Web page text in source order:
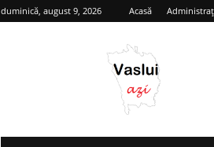
duminică, august 9, 2026 Acasă